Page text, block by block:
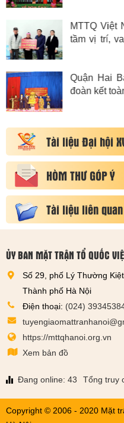
MTTQ Việt
tầm vị trí,
Quận Hai
đoàn kết
Tài liệu Đại hội
HÒM THƯ GÓP Ý
Tài liệu liên quan
ỦY BAN MẶT TRẬN TỔ QUỐC
Số 29, phố Lý Thường
Thành phố Hà Nội
Điện thoại: (024)
https://mttqhanoi.org.vn
Xem bản đồ
Đang online: 43 Tổng truy
Copyright © 2006 - 2020 Mặt